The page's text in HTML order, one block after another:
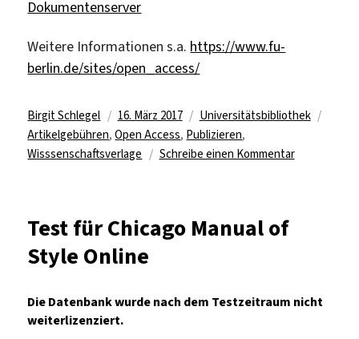
Dokumentenserver
Weitere Informationen s.a. https://www.fu-
berlin.de/sites/open_access/
Autor
Birgit Schlegel
Veröffentlicht
am
16. März 2017 Kategorien
Universitätsbibliothek
Artikelgebühren,Open Access, Publizieren,
Wisssenschaftsverlage
Schreibe einen Kommentarzu
Access
Test für Chicago Manual of
Style Online
Die Datenbank wurde nach dem Testzeitraum nicht
weiterlizenziert.